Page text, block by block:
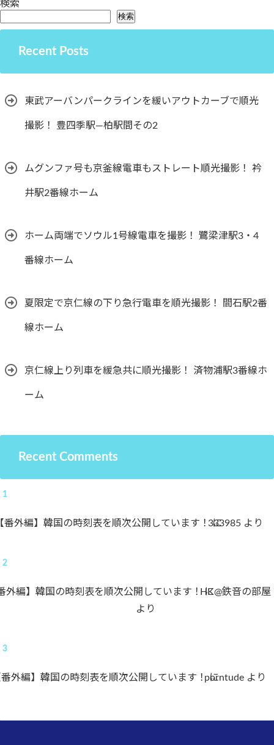
検索
検索
Recent Posts
東武アーバンパークラインを緩いアウトカーブで順光
撮影！ 豊四季駅―柏駅間その2
ムグンファ号も京釜線電車もストレート順光撮影！ 衿
井駅2番線ホーム
ホーム両端でソウル1号線電車を撮影！ 鷺梁津駅3・4
番線ホーム
夏限定で京仁線の下り急行電車を順光撮影！ 間石駅2番
線ホーム
京仁線上り列車を緩急共に順光撮影！ 済物浦駅3番線ホ
ーム
Recent Comments
番外編】韓国の時刻表を順次公開しています！に
333985より
外編】韓国の時刻表を順次公開しています！ に
HK@鉄音の部屋
より
外編】韓国の時刻表を順次公開しています！に
porntude より